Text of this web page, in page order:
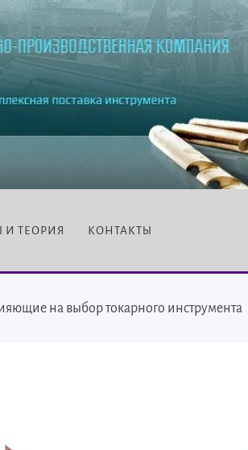
ТЕОРИЯ КОНТАКТЫ
на выбор токарного инструмента